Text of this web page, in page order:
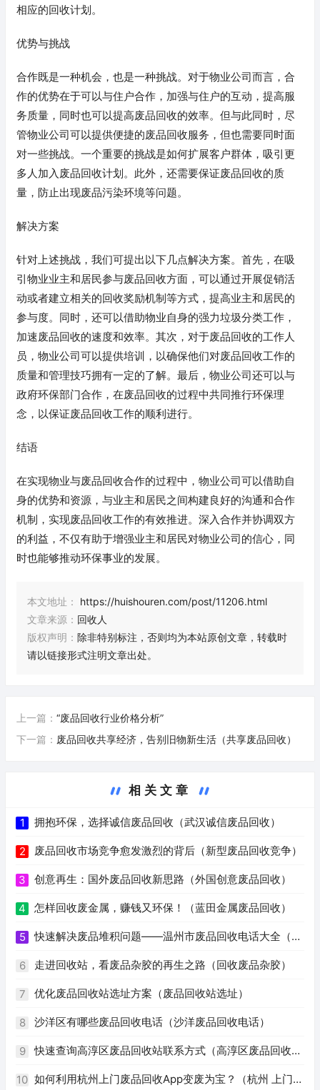
相应的回收计划。
优势与挑战
合作既是一种机会，也是一种挑战。对于物业公司而言，合
作的优势在于可以与住户合作，加强与住户的互动，提高服
务质量，同时也可以提高废品回收的效率。但与此同时，尽
管物业公司可以提供便捷的废品回收服务，但也需要同时面
对一些挑战。一个重要的挑战是如何扩展客户群体，吸引更
多人加入废品回收计划。此外，还需要保证废品回收的质
量，防止出现废品污染环境等问题。
解决方案
针对上述挑战，我们可提出以下几点解决方案。首先，在吸
引物业业主和居民参与废品回收方面，可以通过开展促销活
动或者建立相关的回收奖励机制等方式，提高业主和居民的
参与度。同时，还可以借助物业自身的强力垃圾分类工作，
加速废品回收的速度和效率。其次，对于废品回收的工作人
员，物业公司可以提供培训，以确保他们对废品回收工作的
质量和管理技巧拥有一定的了解。最后，物业公司还可以与
政府环保部门合作，在废品回收的过程中共同推行环保理
念，以保证废品回收工作的顺利进行。
结语
在实现物业与废品回收合作的过程中，物业公司可以借助自
身的优势和资源，与业主和居民之间构建良好的沟通和合作
机制，实现废品回收工作的有效推进。深入合作并协调双方
的利益，不仅有助于增强业主和居民对物业公司的信心，同
时也能够推动环保事业的发展。
本文地址：
https://huishouren.com/post/11206.html
文章来源： 回收人
版权声明： 除非特别标注，否则均为本站原创文章，转载时
请以链接形式注明文章出处。
上一篇： “废品回收行业价格分析”
下一篇： 废品回收共享经济，告别旧物新生活（共享废品回收）
相关文章
1 拥抱环保，选择诚信废品回收（武汉诚信废品回收）
2 废品回收市场竞争愈发激烈的背后（新型废品回收竞争）
3 创意再生：国外废品回收新思路（外国创意废品回收）
4 怎样回收废金属，赚钱又环保！（蓝田金属废品回收）
5 快速解决废品堆积问题——温州市废品回收电话大全（温
州废品回收电话号码）
6 走进回收站，看废品杂胶的再生之路（回收废品杂胶）
7 优化废品回收站选址方案（废品回收站选址）
8 沙洋区有哪些废品回收电话（沙洋废品回收电话）
9 快速查询高淳区废品回收站联系方式（高淳区废品回收站
电话）
10 如何利用杭州上门废品回收App变废为宝？（杭州 上门回